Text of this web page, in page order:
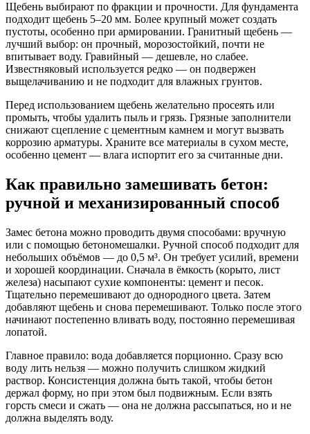
Щебень выбирают по фракции и прочности. Для фундамента
подходит щебень 5–20 мм. Более крупный может создать
пустоты, особенно при армировании. Гранитный щебень —
лучший выбор: он прочный, морозостойкий, почти не
впитывает воду. Гравийный — дешевле, но слабее.
Известняковый используется редко — он подвержен
выщелачиванию и не подходит для влажных грунтов.
Перед использованием щебень желательно просеять или
промыть, чтобы удалить пыль и грязь. Грязные заполнители
снижают сцепление с цементным камнем и могут вызвать
коррозию арматуры. Храните все материалы в сухом месте,
особенно цемент — влага испортит его за считанные дни.
Как правильно замешивать бетон:
ручной и механизированный способ
Замес бетона можно проводить двумя способами: вручную
или с помощью бетономешалки. Ручной способ подходит для
небольших объёмов — до 0,5 м³. Он требует усилий, времени
и хорошей координации. Сначала в ёмкость (корыто, лист
железа) насыпают сухие компоненты: цемент и песок.
Тщательно перемешивают до однородного цвета. Затем
добавляют щебень и снова перемешивают. Только после этого
начинают постепенно вливать воду, постоянно перемешивая
лопатой.
Главное правило: вода добавляется порционно. Сразу всю
воду лить нельзя — можно получить слишком жидкий
раствор. Консистенция должна быть такой, чтобы бетон
держал форму, но при этом был подвижным. Если взять
горсть смеси и сжать — она не должна рассыпаться, но и не
должна выделять воду.